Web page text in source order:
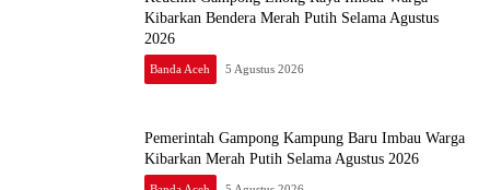
Kibarkan Bendera Merah Putih Selama Agustus
2026
Banda Aceh 5 Agustus 2026
Pemerintah Gampong Kampung Baru Imbau Warga
Kibarkan Merah Putih Selama Agustus 2026